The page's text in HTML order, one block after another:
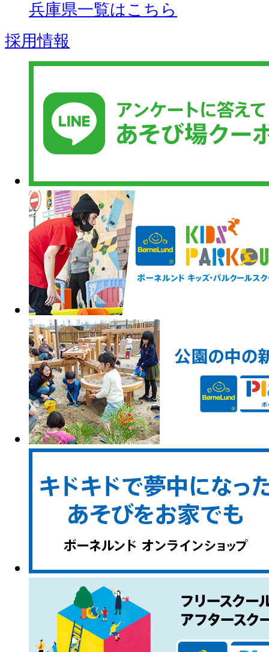
兵庫県一覧はこちら
採用情報